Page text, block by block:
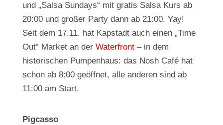
und „Salsa Sundays“ mit gratis Salsa Kurs ab
20:00 und großer Party dann ab 21:00. Yay!
Seit dem 17.11. hat Kapstadt auch einen „Time
Out“ Market an der Waterfront– in dem
historischen Pumpenhaus: das Nosh Café hat
schon ab 8:00 geöffnet, alle anderen sind ab
11:00 am Start.
Pigcasso